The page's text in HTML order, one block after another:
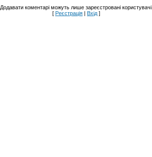
Додавати коментарі можуть лише зареєстровані користувачі.
[ Реєстрація | Вхід ]